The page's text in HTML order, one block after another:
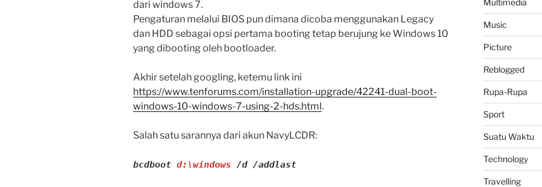
dari windows 7.
Pengaturan melalui BIOS pun dimana dicoba menggunakan Legacy
dan HDD sebagai opsi pertama booting tetap berujung ke Windows 10
yang dibooting oleh bootloader.
Akhir setelah googling, ketemu link ini
https://www.tenforums.com/installation-upgrade/42241-dual-boot-
windows-10-windows-7-using-2-hds.html.
Salah satu sarannya dari akun NavyLCDR:
bcdboot d:\windows /d /addlast
Music
Picture
Reblogged
Rupa-Rupa
Sport
Suatu Waktu
Technology
Travelling